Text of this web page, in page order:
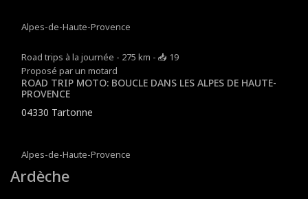
Alpes-de-Haute-Provence
Road trips à la journée - 275 km - 📥 19
Proposé par un motard
ROAD TRIP MOTO: BOUCLE DANS LES ALPES DE HAUTE-
PROVENCE
04330 Tartonne
Alpes-de-Haute-Provence
Ardèche